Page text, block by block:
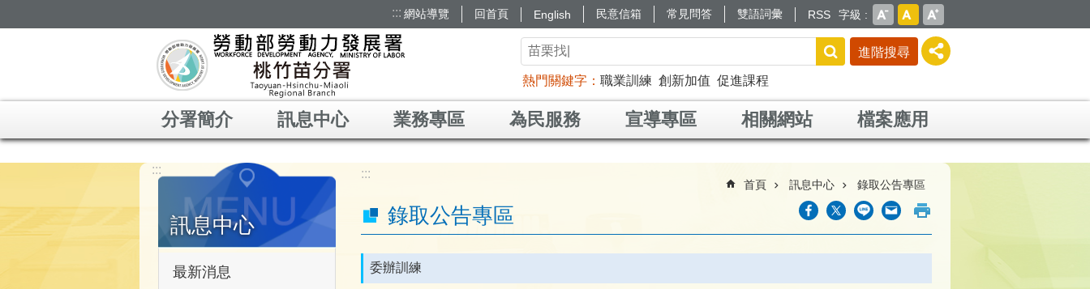
::: 網站導覽 回首頁 English 民意信箱 常見問答 雙語詞彙 RSS 字級
進階搜尋
熱門關鍵字 職業訓練 創新加值 促進課程
分署簡介 訊息中心 業務專區 為民服務 宣導專區 相關網站 檔案應用
:::
訊息中心
最新消息
:::
首頁 訊息中心 錄取公告專區
錄取公告專區
委辦訓練